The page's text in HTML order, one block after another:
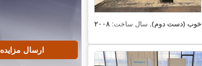
ارسال مزایده
خوب (دست دوم), سال ساخت: ۲۰۰۸